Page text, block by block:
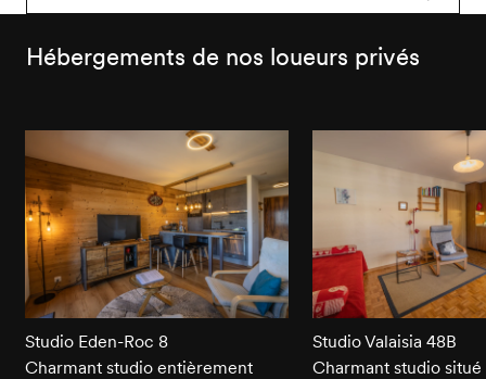
Hébergements de nos loueurs privés
Studio Eden-Roc 8
Charmant studio entièrement
Studio Valaisia 48B
Charmant studio